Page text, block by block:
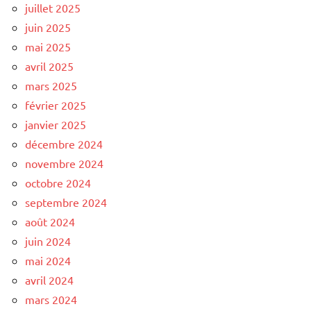
juillet 2025
juin 2025
mai 2025
avril 2025
mars 2025
février 2025
janvier 2025
décembre 2024
novembre 2024
octobre 2024
septembre 2024
août 2024
juin 2024
mai 2024
avril 2024
mars 2024